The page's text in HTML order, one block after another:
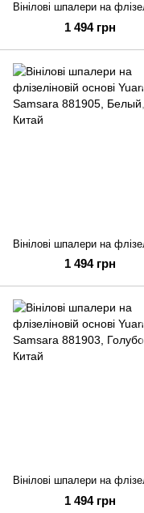
1 494 грн
1 494 грн
1 494 грн